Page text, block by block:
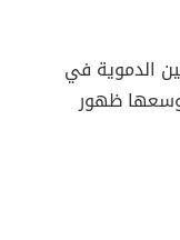
الدموية في
ظهور